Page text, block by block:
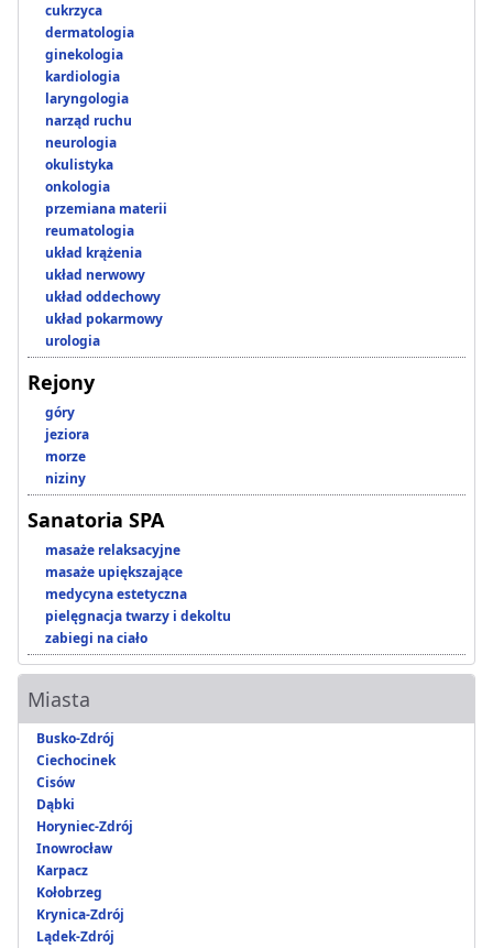
cukrzyca
dermatologia
ginekologia
kardiologia
laryngologia
narząd ruchu
neurologia
okulistyka
onkologia
przemiana materii
reumatologia
układ krążenia
układ nerwowy
układ oddechowy
układ pokarmowy
urologia
Rejony
góry
jeziora
morze
niziny
Sanatoria SPA
masaże relaksacyjne
masaże upiększające
medycyna estetyczna
pielęgnacja twarzy i dekoltu
zabiegi na ciało
Miasta
Busko-Zdrój
Ciechocinek
Cisów
Dąbki
Horyniec-Zdrój
Inowrocław
Karpacz
Kołobrzeg
Krynica-Zdrój
Lądek-Zdrój